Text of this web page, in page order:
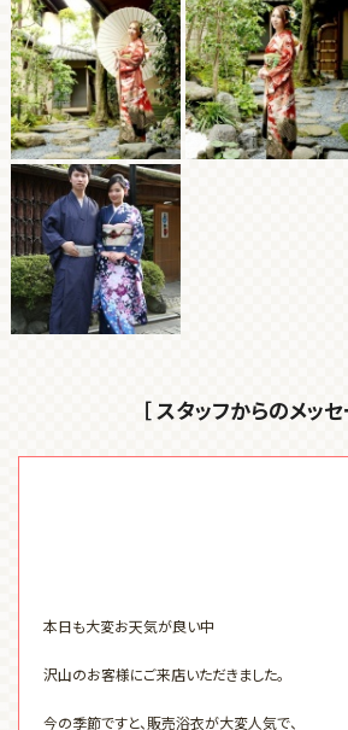
［ スタッフからのメッセ
本日も大変お天気が良い中
沢山のお客様にご来店いただきました。
今の季節ですと、販売浴衣が大変人気で、